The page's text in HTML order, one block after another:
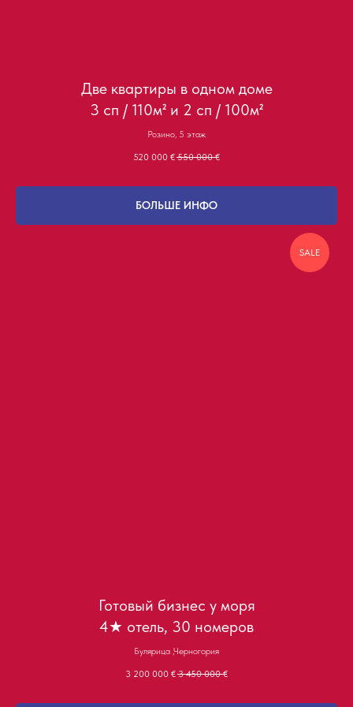
Две квартиры в одном доме
3 сп / 110м² и 2 сп / 100м²
Розино, 5 этаж
520 000 € 550 000 €
БОЛЬШЕ ИНФО
SALE
Готовый бизнес у моря
4★ отель, 30 номеров
Булярица ,Черногория
3 200 000 € 3 450 000 €